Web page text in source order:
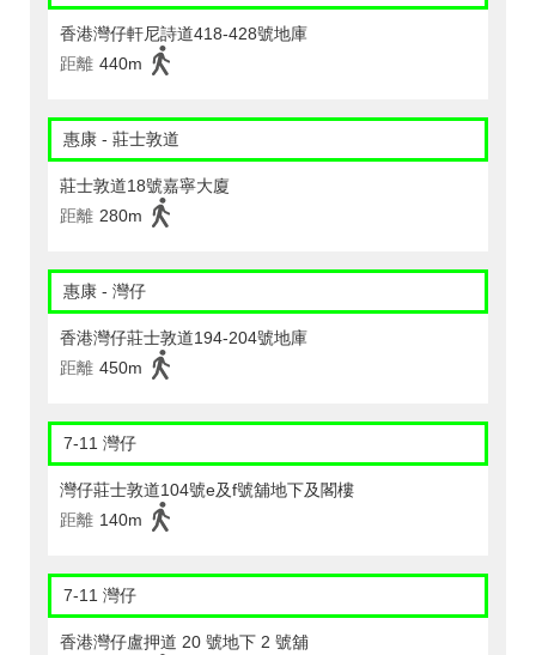
香港灣仔軒尼詩道418-428號地庫
距離 440m
惠康 - 莊士敦道
莊士敦道18號嘉寧大廈
距離 280m
惠康 - 灣仔
香港灣仔莊士敦道194-204號地庫
距離 450m
7-11 灣仔
灣仔莊士敦道104號e及f號舖地下及閣樓
距離 140m
7-11 灣仔
香港灣仔盧押道 20 號地下 2 號舖